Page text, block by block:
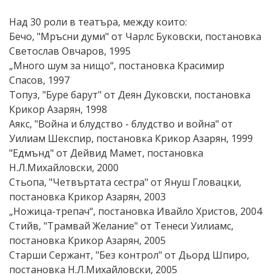
Над 30 роли в театъра, между които:
Бечо, "Мръсни думи" от Чарлс Буковски, постановка
Светослав Овчаров, 1995
„Много шум за нищо“, постановка Красимир
Спасов, 1997
Топуз, "Буре барут" от Деян Дуковски, постановка
Крикор Азарян, 1998
Аякс, "Война и блудство - блудство и война" от
Уилиам Шекспир, постановка Крикор Азарян, 1999
"Едмънд" от Дейвид Мамет, постановка
Н.Л.Михайловски, 2000
Стьопа, "Четвъртата сестра" от Януш Гловацки,
постановка Крикор Азарян, 2003
„Ножица-трепач“, постановка Ивайло Христов, 2004
Стийв, "Трамвай Желание" от Тенеси Уилиамс,
постановка Крикор Азарян, 2005
Старши Сержант, "Без контрол" от Дьорд Шпиро,
постановка Н.Л.Михайловски, 2005